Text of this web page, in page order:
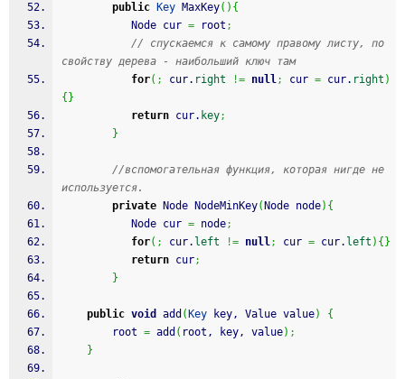
public
Key MaxKey( ) {
           Node cur
= root ;
// спускаемся к самому правому листу, по
свойству дерева - наибольший ключ там
for( ; cur. right != null; cur = cur. right )
{ }
return cur. key;
}
//вспомогательная функция, которая нигде не
используется.
private Node NodeMinKey( Node node) {
           Node cur
= node;
for( ; cur. left != null; cur = cur. left ) { }
return cur;
}
public void add ( Key key, Value value)
{
		root
= add ( root, key, value) ;
}